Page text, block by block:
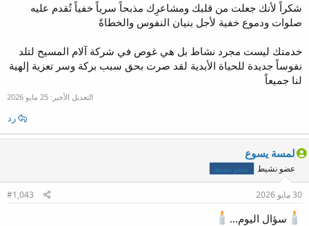
شكراً لأنك جعلت من قلبك ومشاعرِك مذبحاً سرياً خفياً تُقدم عليه
صلوات ودموع خفية لأجل بنيان النفوس والخطاةً
خدمتك ليست مجرد نشاط بل هي غوص في شركة آلام المسيح لتلد
نفوساً جديدة للحياة الأبدية لقد صرت بحق سبب بركة وسر تعزية إلهية
لنا جميعاً
التعديل الأخير: 25 مايو 2026
رد
لمسة يسوع
عضو نشيط عضو نشيط
30 مايو 2026 #1,043
سؤال اليوم…